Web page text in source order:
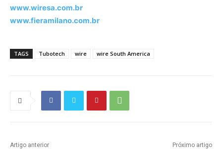
www.wiresa.com.br
www.fieramilano.com.br
TAGS Tubotech wire wire South America
Artigo anterior Próximo artigo